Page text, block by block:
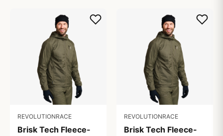
REVOLUTIONRACE
Brisk Tech Fleece-
REVOLUTIONRACE
Brisk Tech Fleece-